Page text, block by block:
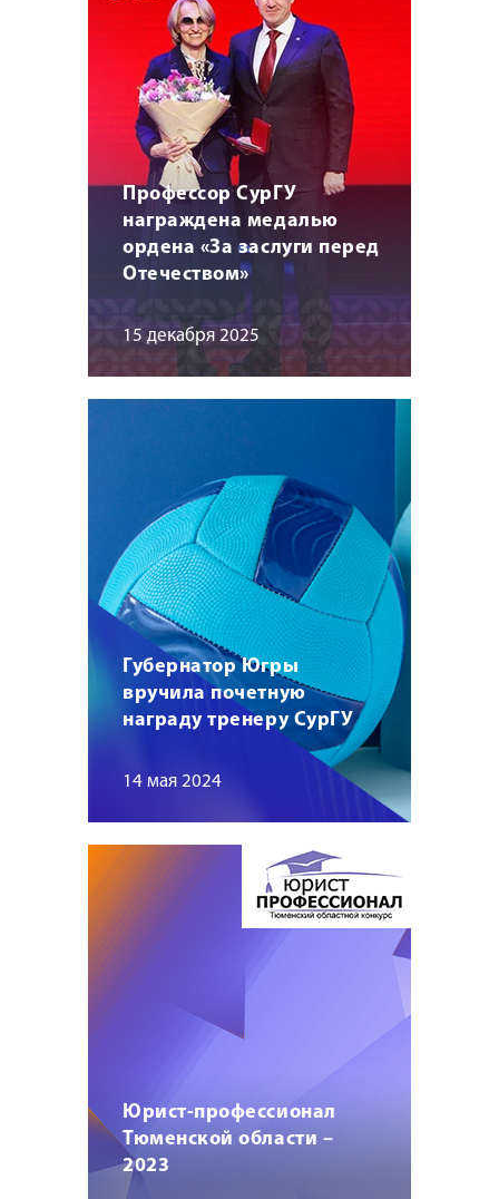
Профессор СурГУ
награждена медалью
ордена «За заслуги перед
Отечеством»
15 декабря 2025
Губернатор Югры
вручила почетную
награду тренеру СурГУ
14 мая 2024
Юрист-профессионал
Тюменской области –
2023